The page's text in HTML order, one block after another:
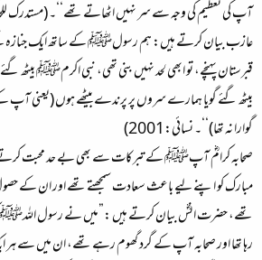
عازب بیان کرتے ہیں: ہم رسولﷺ کے ساتھ ایک جنازہ
قبرستان پہنچے، تو ابھی لحد نہیں بنی تھی، نبی اکرمﷺ
بیٹھ گئے گویا ہمارے سروں پر پرندے بیٹھے ہوں (یعنی آپ
گوارا نہ تھا)‘‘۔ نسائی:2001)
صحابہ کرامؓ آپﷺ کے تبرکات سے بھی بے حد محبت
مبارک کو اپنے لیے باعث سعادت سمجھتے تھے اور ان
تھے، حضرت انسؓ بیان کرتے ہیں :”میں نے رسول اللہﷺ
رہا تھا اور صحابہ آپ کے گرد گھوم رہے تھے، ان میں سے ہر